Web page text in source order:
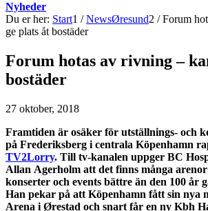
Nyheder
Du er her: Start1 / NewsØresund2 / Forum
ge plats åt bostäder
Forum hotas av rivning –
bostäder
27 oktober, 2018
Framtiden är osäker för utställnings- och
på Frederiksberg i centrala Köpenhamn
TV2Lorry. Till tv-kanalen uppger BC
Allan Agerholm att det finns många
konserter och events bättre än den 100 år
Han pekar på att Köpenhamn fått sin nya
Arena i Ørestad och snart får en ny Kbh